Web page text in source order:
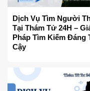
Dịch Vụ Tìm Người
Tại Thám Tử 24H –
Pháp Tìm Kiếm Đáng
Cậy